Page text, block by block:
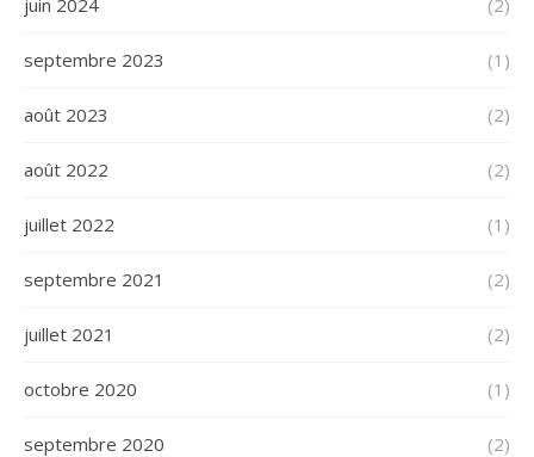
juin 2024 (2)
septembre 2023 (1)
août 2023 (2)
août 2022 (2)
juillet 2022 (1)
septembre 2021 (2)
juillet 2021 (2)
octobre 2020 (1)
septembre 2020 (2)